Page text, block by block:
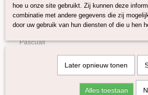
Soort Garen
Merken
Pascuali
Kremke Soul Wool
Sorteer op:
hoe u onze site gebruikt. Zij kunnen deze
combinatie met andere gegevens die zij
door uw gebruik van hun diensten of die u hen
Later opnieuw tonen
Alles toestaan